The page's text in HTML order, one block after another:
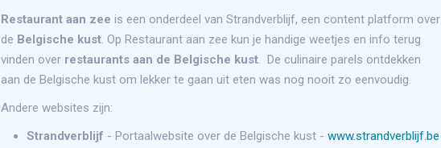
Restaurant aan zee is een onderdeel van Strandverblijf, een content platform over
de Belgische kust. Op Restaurant aan zee kun je handige weetjes en info terug
vinden over restaurants aan de Belgische kust. De culinaire parels ontdekken
aan de Belgische kust om lekker te gaan uit eten was nog nooit zo eenvoudig.
Andere websites zijn:
Strandverblijf - Portaalwebsite over de Belgische kust - www.strandverblijf.be